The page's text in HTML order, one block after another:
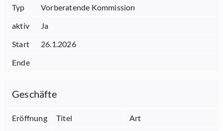
Typ
Vorberatende Kommission
aktiv
Ja
Start
26.1.2026
Ende
Geschäfte
Eröffnung Titel Art